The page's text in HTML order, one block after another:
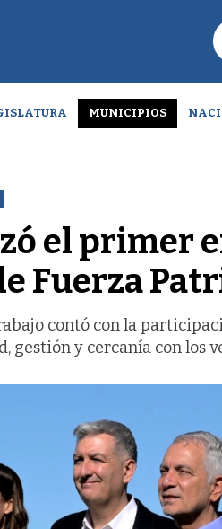
MUNICIPIOS
el primer
Fuerza
contó con la
gestión y cercanía con los